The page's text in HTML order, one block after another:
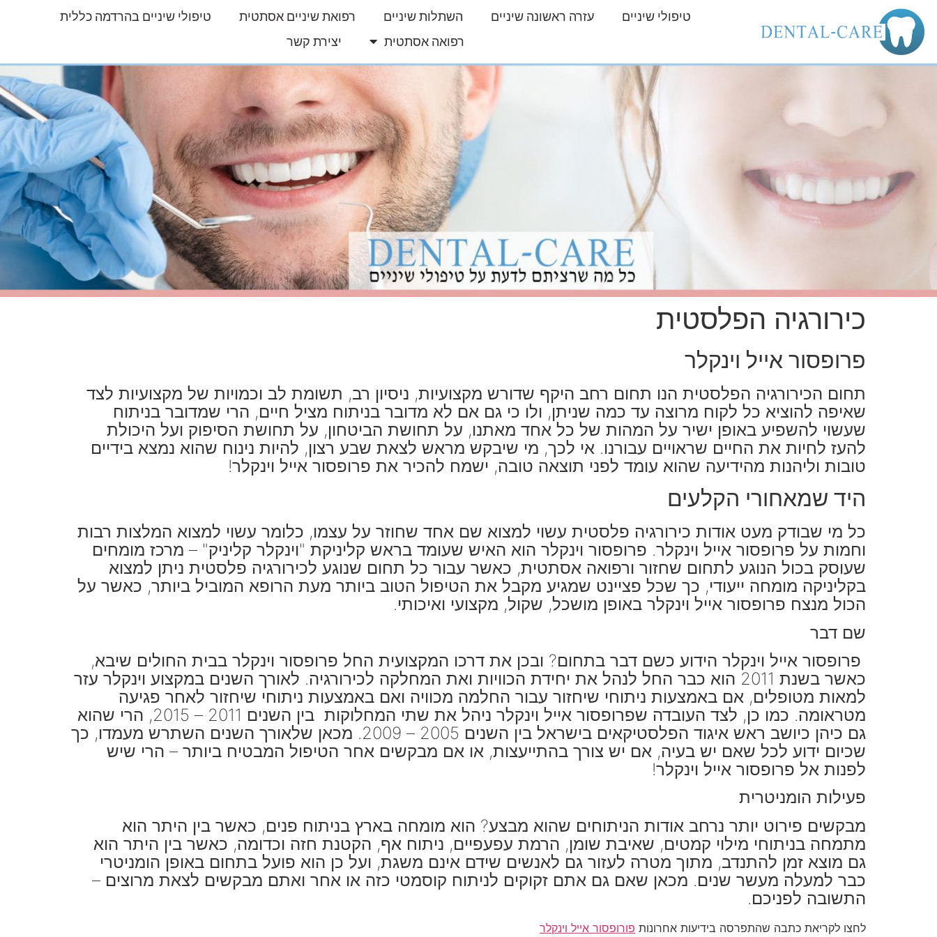
טיפולי שיניים עזרה ראשונה שיניים השתלות שיניים רפואת שיניים אסתטית
טיפולי שיניים בהרדמה כללית
רפואה אסתטית
יצירת קשר
כירורגיה הפלסטית
פרופסור אייל וינקלר
תחום הכירורגיה הפלסטית הנו תחום רחב היקף שדורש מקצועיות, ניסיון רב, תשומת לב וכמויות של מקצועיות לצד
שאיפה להוציא כל לקוח מרוצה עד כמה שניתן, ולו כי גם אם לא מדובר בניתוח מציל חיים, הרי שמדובר בניתוח
שעשוי להשפיע באופן ישיר על המהות של כל אחד מאתנו, על תחושת הביטחון, על תחושת הסיפוק ועל היכולת
להעז לחיות את החיים שראויים עבורנו. אי לכך, מי שיבקש מראש לצאת שבע רצון, להיות נינוח שהוא נמצא בידיים
טובות וליהנות מהידיעה שהוא עומד לפני תוצאה טובה, ישמח להכיר את פרופסור אייל וינקלר!
היד שמאחורי הקלעים
כל מי שבודק מעט אודות כירורגיה פלסטית עשוי למצוא שם אחד שחוזר על עצמו, כלומר עשוי למצוא המלצות רבות
וחמות על פרופסור אייל וינקלר. פרופסור וינקלר הוא האיש שעומד בראש קליניקת "וינקלר קליניק" – מרכז מומחים
שעוסק בכול הנוגע לתחום שחזור ורפואה אסתטית, כאשר עבור כל תחום שנוגע לכירורגיה פלסטית ניתן למצוא
בקליניקה מומחה ייעודי, כך שכל פציינט שמגיע מקבל את הטיפול הטוב ביותר מעת הרופא המוביל ביותר, כאשר על
הכול מנצח פרופסור אייל וינקלר באופן מושכל, שקול, מקצועי ואיכותי.
שם דבר
פרופסור אייל וינקלר הידוע כשם דבר בתחום? ובכן את דרכו המקצועית החל פרופסור וינקלר בבית החולים שיבא,
כאשר בשנת 2011 הוא כבר החל לנהל את יחידת הכוויות ואת המחלקה לכירורגיה. לאורך השנים במקצוע וינקלר עזר
למאות מטופלים, אם באמצעות ניתוחי שיחזור עבור החלמה מכוויה ואם באמצעות ניתוחי שיחזור לאחר פגיעה
מטראומה. כמו כן, לצד העובדה שפרופסור אייל וינקלר ניהל את שתי המחלוקות בין השנים 2011 – 2015, הרי שהוא
גם כיהן כיושב ראש איגוד הפלסטיקאים בישראל בין השנים 2005 – 2009. מכאן שלאורך השנים השתרש מעמדו, כך
שכיום ידוע לכל שאם יש בעיה, אם יש צורך בהתייעצות, או אם מבקשים אחר הטיפול המבטיח ביותר – הרי שיש
לפנות אל פרופסור אייל וינקלר!
פעילות הומניטרית
מבקשים פירוט יותר נרחב אודות הניתוחים שהוא מבצע? הוא מומחה בארץ בניתוח פנים, כאשר בין היתר הוא
מתמחה בניתוחי מילוי קמטים, שאיבת שומן, הרמת עפעפיים, ניתוח אף, הקטנת חזה וכדומה, כאשר בין היתר הוא
גם מוצא זמן להתנדב, מתוך מטרה לעזור גם לאנשים שידם אינם משגת, ועל כן הוא פועל בתחום באופן הומניטרי
כבר למעלה מעשר שנים. מכאן שאם גם אתם זקוקים לניתוח קוסמטי כזה או אחר ואתם מבקשים לצאת מרוצים –
התשובה לפניכם.
לחצו לקריאת כתבה שהתפרסה בידיעות אחרונות פורופסור אייל וינקלר